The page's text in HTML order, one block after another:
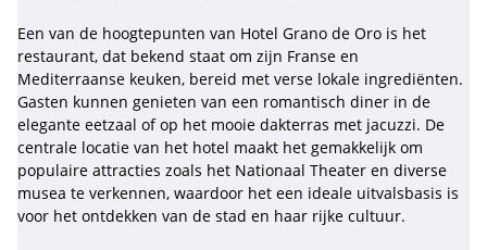
Een van de hoogtepunten van Hotel Grano de Oro is het
restaurant, dat bekend staat om zijn Franse en
Mediterraanse keuken, bereid met verse lokale ingrediënten.
Gasten kunnen genieten van een romantisch diner in de
elegante eetzaal of op het mooie dakterras met jacuzzi. De
centrale locatie van het hotel maakt het gemakkelijk om
populaire attracties zoals het Nationaal Theater en diverse
musea te verkennen, waardoor het een ideale uitvalsbasis is
voor het ontdekken van de stad en haar rijke cultuur.